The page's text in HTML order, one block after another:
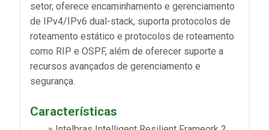
setor, oferece encaminhamento e gerenciamento
de IPv4/IPv6 dual-stack, suporta protocolos de
roteamento estático e protocolos de roteamento
como RIP e OSPF, além de oferecer suporte a
recursos avançados de gerenciamento e
segurança.
Características